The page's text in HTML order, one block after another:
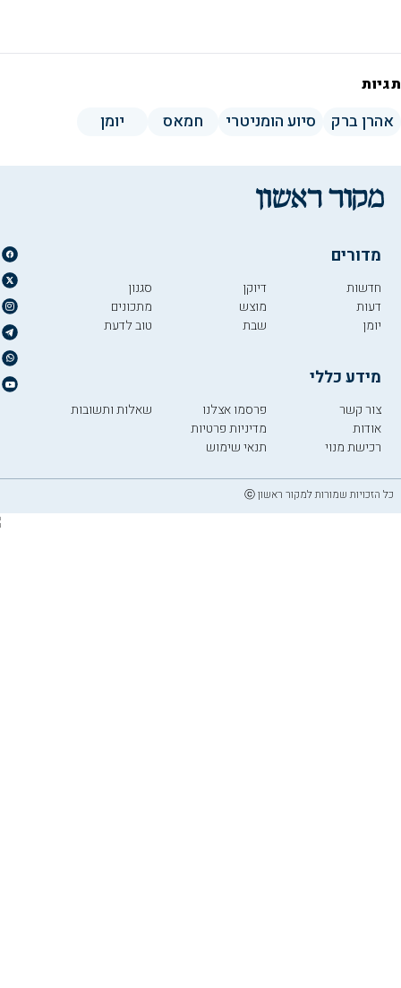
תגיות
אהרן ברק סיוע הומניטרי חמאס יומן
מדורים
חדשות
דעות
יומן
דיוקן
מוצש
שבת
סגנון
מתכונים
טוב לדעת
מידע כללי
צור קשר
אודות
רכישת מנוי
פרסמו אצלנו
מדיניות פרטיות
תנאי שימוש
שאלות ותשובות
כל הזכויות שמורות למקור ראשון ⓒ